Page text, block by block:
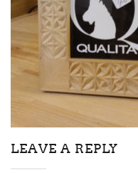
LEAVE A REPLY